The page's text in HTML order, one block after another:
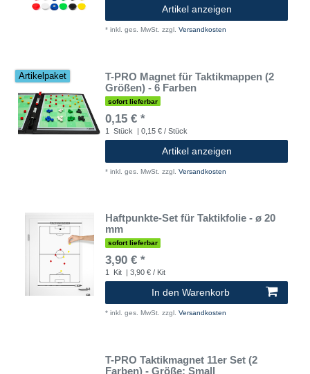
Artikel anzeigen
* inkl. ges. MwSt. zzgl. Versandkosten
Artikelpaket
T-PRO Magnet für Taktikmappen (2
Größen) - 6 Farben
sofort lieferbar
0,15 € *
1 Stück | 0,15 € / Stück
Artikel anzeigen
* inkl. ges. MwSt. zzgl. Versandkosten
Haftpunkte-Set für Taktikfolie - ø 20
mm
sofort lieferbar
3,90 € *
1 Kit | 3,90 € / Kit
In den Warenkorb
* inkl. ges. MwSt. zzgl. Versandkosten
T-PRO Taktikmagnet 11er Set (2
Farben) - Größe: Small